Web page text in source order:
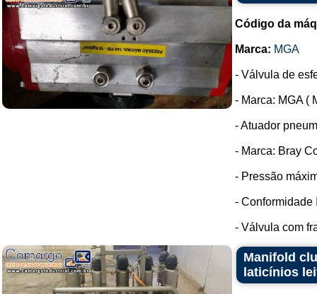
Código da
Marca: MGA
- Válvula de
- Marca: MGA (
- Atuador
- Marca: Bray
- Pressão
- Conformidade
- Válvula com
Manifold
laticínios